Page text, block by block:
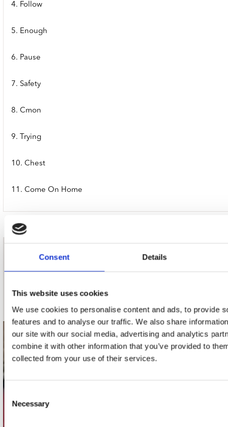
Consent Details
This website uses cookies
We use cookies to personalise content and ads, to provide
features and to analyse our traffic. We also share
our site with our social media, advertising and analytics
combine it with other information that you’ve provided to
collected from your use of their services.
Consent
Selection
Necessary
4. Follow
5. Enough
6. Pause
7. Safety
8. Cmon
9. Trying
10. Chest
11. Come On Home
nieuwsbrief
contact
Stuur ons een e-mail